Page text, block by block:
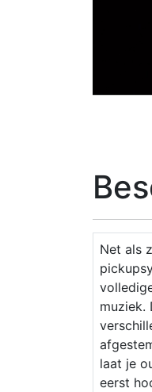
Net als
muziek.
laat je
eerst